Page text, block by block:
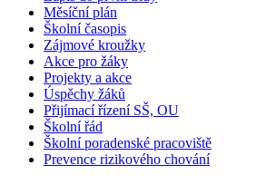
Měsíční plán
Školní časopis
Zájmové kroužky
Akce pro žáky
Projekty a akce
Úspěchy žáků
Přijímací řízení SŠ, OU
Školní řád
Školní poradenské pracoviště
Prevence rizikového chování